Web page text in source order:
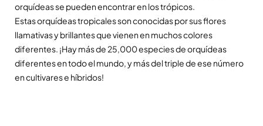
orquídeas se pueden encontrar en los trópicos.
Estas orquídeas tropicales son conocidas por sus flores
llamativas y brillantes que vienen en muchos colores
diferentes. ¡Hay más de 25,000 especies de orquídeas
diferentes en todo el mundo, y más del triple de ese número
en cultivares e híbridos!